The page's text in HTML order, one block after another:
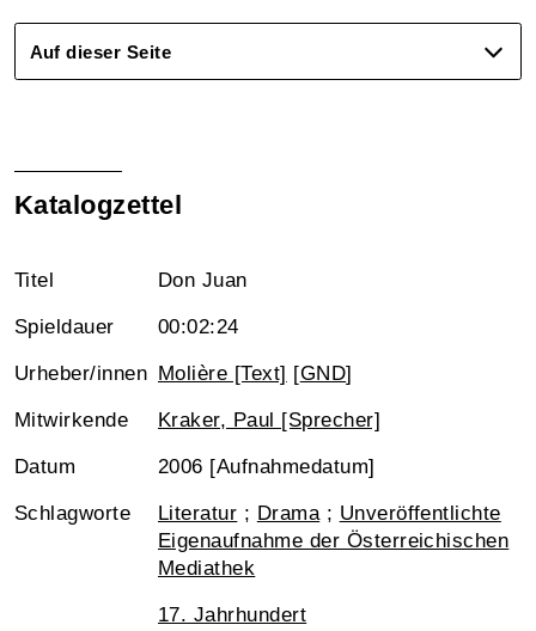
Auf dieser Seite
Katalogzettel
Titel Don Juan
Spieldauer 00:02:24
Urheber/innen Molière [Text] [GND]
Mitwirkende Kraker, Paul [Sprecher]
Datum 2006 [Aufnahmedatum]
Schlagworte Literatur ; Drama; Unveröffentlichte
Eigenaufnahme der Österreichischen
Mediathek
17. Jahrhundert